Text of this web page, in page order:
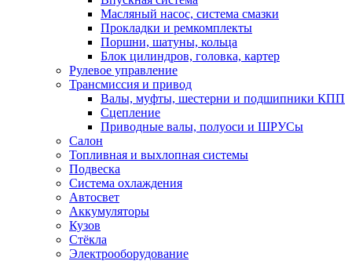
Масляный насос, система смазки
Прокладки и ремкомплекты
Поршни, шатуны, кольца
Блок цилиндров, головка, картер
Рулевое управление
Трансмиссия и привод
Валы, муфты, шестерни и подшипники КПП
Сцепление
Приводные валы, полуоси и ШРУСы
Салон
Топливная и выхлопная системы
Подвеска
Система охлаждения
Автосвет
Аккумуляторы
Кузов
Стёкла
Электрооборудование